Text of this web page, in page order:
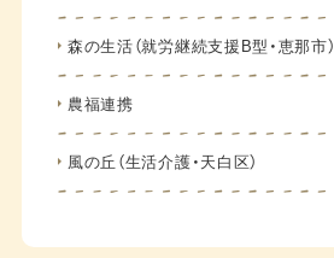
森の生活（就労継続支援B型・恵那市）
農福連携
風の丘（生活介護・天白区）